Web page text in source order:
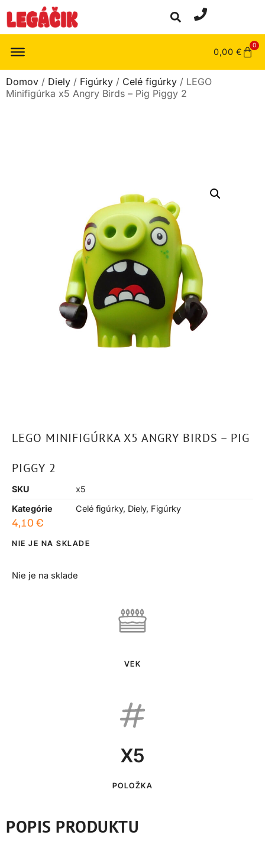
0,00 €
0
Domov / Diely / Figúrky / Celé figúrky / LEGO
Minifigúrka x5 Angry Birds – Pig Piggy 2
LEGO MINIFIGÚRKA X5 ANGRY BIRDS – PIG
PIGGY 2
SKU
x5
Kategórie
Celé figúrky, Diely, Figúrky
4,10 €
NIE JE NA SKLADE
Nie je na sklade
VEK
X5
POLOŽKA
POPIS PRODUKTU